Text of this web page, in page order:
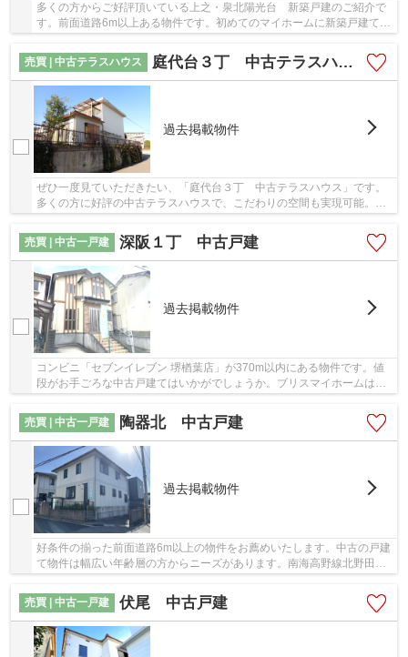
多くの方からご好評頂いている上之・泉北陽光台 新築戸建のご紹介で
す。前面道路6m以上ある物件です。初めてのマイホームに新築戸建ては
売買 | 中古テラスハウス
庭代台３丁 中古テラスハウス
過去掲載物件
ぜひ一度見ていただきたい、「庭代台３丁 中古テラスハウス」です。
多くの方に好評の中古テラスハウスで、こだわりの空間も実現可能。好
売買 | 中古一戸建
深阪１丁 中古戸建
過去掲載物件
コンビニ「セブンイレブン 堺楢葉店」が370m以内にある物件です。値
段がお手ごろな中古戸建てはいかがでしょうか。ブリスマイホームはこ
売買 | 中古一戸建
陶器北 中古戸建
過去掲載物件
好条件の揃った前面道路6m以上の物件をお薦めいたします。中古の戸建
て物件は幅広い年齢層の方からニーズがあります。南海高野線北野田付
近でご希望条件に沿った一戸建てをお探し致し...
売買 | 中古一戸建
伏尾 中古戸建